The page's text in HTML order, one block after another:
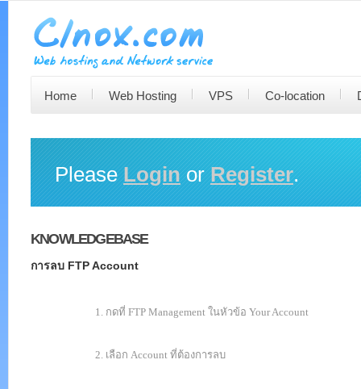
Home Web Hosting VPS Co-location
PleaseLoginorRegister.
KNOWLEDGEBASE
การลบ FTP Account
1. กดที่ FTP Management ในหัวข้อ Your Account
2. เลือก Account ที่ต้องการลบ